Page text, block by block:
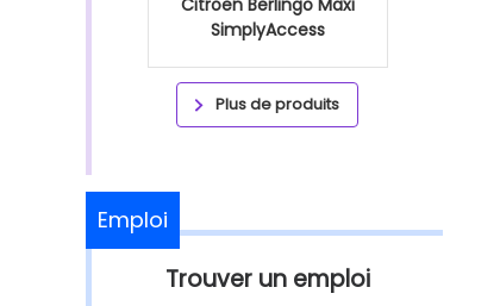
Citroen Berlingo Maxi
SimplyAccess
Plus de produits
Emploi
Trouver un emploi